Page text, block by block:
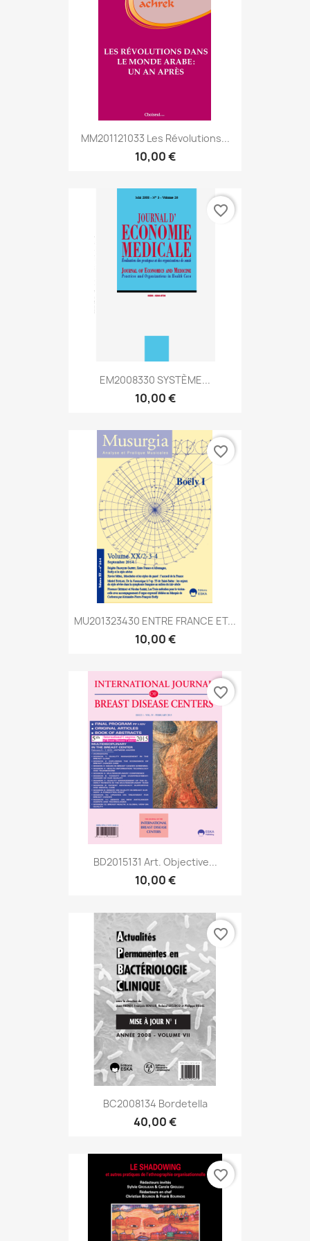
MM201121033 Les Révolutions...
10,00 €
EM2008330 SYSTÈME...
10,00 €
favorite_border
MU201323430 ENTRE FRANCE ET...
10,00 €
favorite_border
BD2015131 Art. Objective...
10,00 €
favorite_border
BC2008134 Bordetella
40,00 €
favorite_border
favorite_border